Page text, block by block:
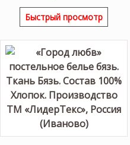
Быстрый просмотр